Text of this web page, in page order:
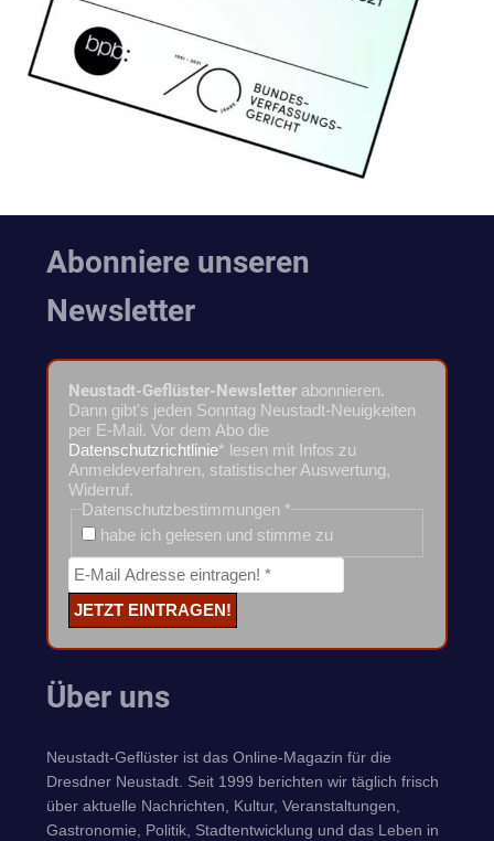
Abonniere unseren
Newsletter
Neustadt-Geflüster-Newsletter abonnieren.
Dann gibt's jeden Sonntag Neustadt-Neuigkeiten
per E-Mail. Vor dem Abo die
Datenschutzrichtlinie* lesen mit Infos zu
Anmeldeverfahren, statistischer Auswertung,
Widerruf.
Datenschutzbestimmungen *
habe ich gelesen und stimme zu
Über uns
Neustadt-Geflüster ist das Online-Magazin für die
Dresdner Neustadt. Seit 1999 berichten wir täglich frisch
über aktuelle Nachrichten, Kultur, Veranstaltungen,
Gastronomie, Politik, Stadtentwicklung und das Leben in